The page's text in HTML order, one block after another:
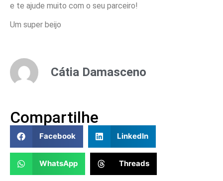
e te ajude muito com o seu parceiro!
Um super beijo
Cátia Damasceno
Compartilhe
Facebook LinkedIn
WhatsApp Threads